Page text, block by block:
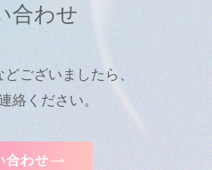
合わせ
ございましたら、
絡ください。
合わせ